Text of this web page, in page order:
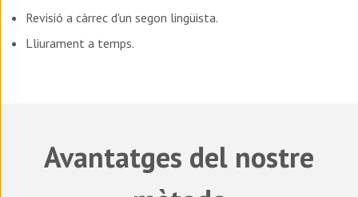
Revisió a càrrec d'un segon lingüista.
Lliurament a temps.
Avantatges del nostre